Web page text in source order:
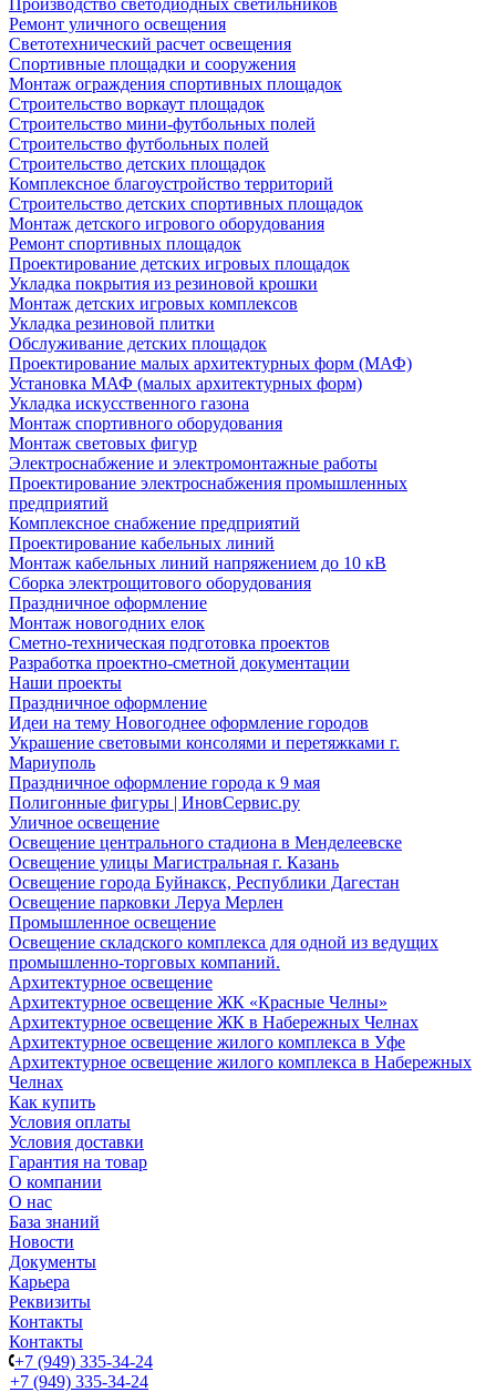
Производство светодиодных светильников
Ремонт уличного освещения
Светотехнический расчет освещения
Спортивные площадки и сооружения
Монтаж ограждения спортивных площадок
Строительство воркаут площадок
Строительство мини-футбольных полей
Строительство футбольных полей
Строительство детских площадок
Комплексное благоустройство территорий
Строительство детских спортивных площадок
Монтаж детского игрового оборудования
Ремонт спортивных площадок
Проектирование детских игровых площадок
Укладка покрытия из резиновой крошки
Монтаж детских игровых комплексов
Укладка резиновой плитки
Обслуживание детских площадок
Проектирование малых архитектурных форм (МАФ)
Установка МАФ (малых архитектурных форм)
Укладка искусственного газона
Монтаж спортивного оборудования
Монтаж световых фигур
Электроснабжение и электромонтажные работы
Проектирование электроснабжения промышленных
предприятий
Комплексное снабжение предприятий
Проектирование кабельных линий
Монтаж кабельных линий напряжением до 10 кВ
Сборка электрощитового оборудования
Праздничное оформление
Монтаж новогодних елок
Сметно-техническая подготовка проектов
Разработка проектно-сметной документации
Наши проекты
Праздничное оформление
Идеи на тему Новогоднее оформление городов
Украшение световыми консолями и перетяжками г.
Мариуполь
Праздничное оформление города к 9 мая
Полигонные фигуры | ИновСервис.ру
Уличное освещение
Освещение центрального стадиона в Менделеевске
Освещение улицы Магистральная г. Казань
Освещение города Буйнакск, Республики Дагестан
Освещение парковки Леруа Мерлен
Промышленное освещение
Освещение складского комплекса для одной из ведущих
промышленно-торговых компаний.
Архитектурное освещение
Архитектурное освещение ЖК «Красные Челны»
Архитектурное освещение ЖК в Набережных Челнах
Архитектурное освещение жилого комплекса в Уфе
Архитектурное освещение жилого комплекса в Набережных
Челнах
Как купить
Условия оплаты
Условия доставки
Гарантия на товар
О компании
О нас
База знаний
Новости
Документы
Карьера
Реквизиты
Контакты
Контакты
+7 (949) 335-34-24
+7 (949) 335-34-24